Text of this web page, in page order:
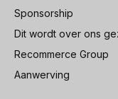
Sponsorship
Dit wordt over ons
Recommerce Group
Aanwerving